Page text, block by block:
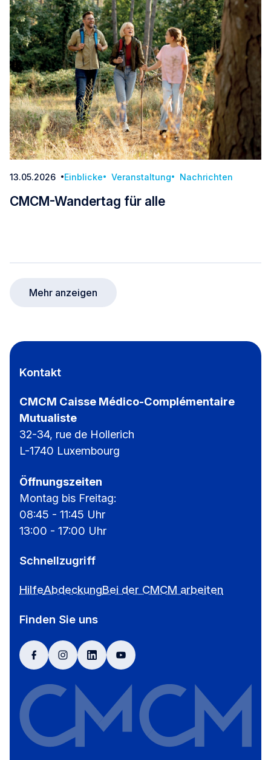
Datum:
13.05.2026 Einblicke Veranstaltung Nachrichten
CMCM-Wandertag für alle
Mehr anzeigen
Kontakt
CMCM Caisse Médico-Complémentaire
Mutualiste
32-34, rue de Hollerich
L-1740 Luxembourg
Öffnungszeiten
Montag bis Freitag:
08:45 - 11:45 Uhr
13:00 - 17:00 Uhr
Schnellzugriff
HilfeAbdeckungBei der CMCM arbeiten
Finden Sie uns
facebookinstagramlinkedinyoutube